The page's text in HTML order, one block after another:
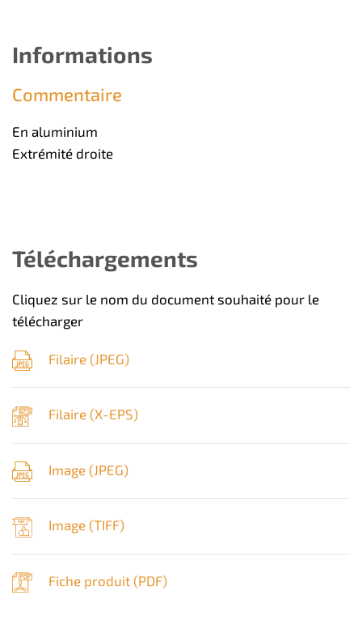
Informations
Commentaire
En aluminium
Extrémité droite
Téléchargements
Cliquez sur le nom du document souhaité pour le
télécharger
Filaire (JPEG)
Filaire (X-EPS)
Image (JPEG)
Image (TIFF)
Fiche produit (PDF)